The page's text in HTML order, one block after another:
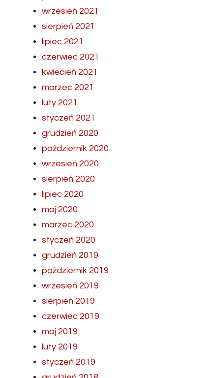
wrzesień 2021
sierpień 2021
lipiec 2021
czerwiec 2021
kwiecień 2021
marzec 2021
luty 2021
styczeń 2021
grudzień 2020
październik 2020
wrzesień 2020
sierpień 2020
lipiec 2020
maj 2020
marzec 2020
styczeń 2020
grudzień 2019
październik 2019
wrzesień 2019
sierpień 2019
czerwiec 2019
maj 2019
luty 2019
styczeń 2019